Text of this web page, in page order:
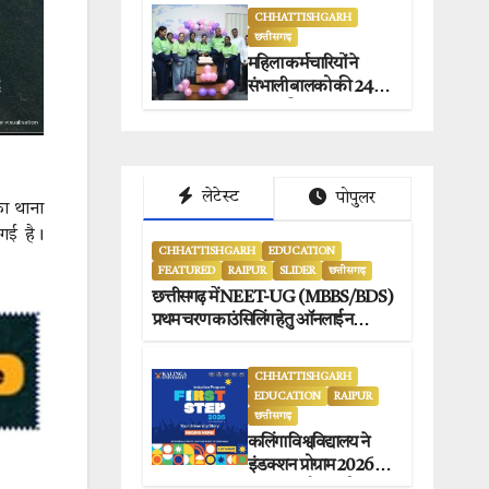
थाना
है।
जगदलपुर प्रेस क्लब
अध्यक्षों ने किया समर्थन.
CHHATTISHGARH
छत्तीसगढ़
महिला कर्मचारियों ने
संभाली बालको की 24×7
लेटेस्ट पोपुलर
CHHATTISHGARH
EDUCATION
FEATURED
RAIPUR SLIDER छत्तीसगढ़
छत्तीसगढ़ में NEET-UG (MBBS/BDS)
प्रथम चरण काउंसिलिंग हेतु ऑनलाईन
CHHATTISHGARH
EDUCATION
RAIPUR
छत्तीसगढ़
कलिंगा विश्वविद्यालय ने
इंडक्शन प्रोग्राम 2026 का